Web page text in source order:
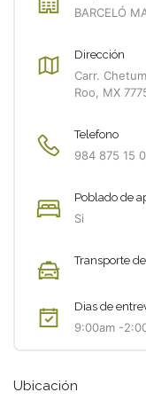
BARCELÓ
Dirección
Carr.
Roo, MX
Telefono
984 875 15
Poblado de
Si
Transporte
Dias de
9:00am -
Ubicación